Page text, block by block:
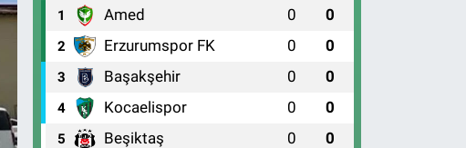
1 Amed 0 0
2 Erzurumspor FK 0 0
3 Başakşehir 0 0
4 Kocaelispor 0 0
5 Beşiktaş 0 0